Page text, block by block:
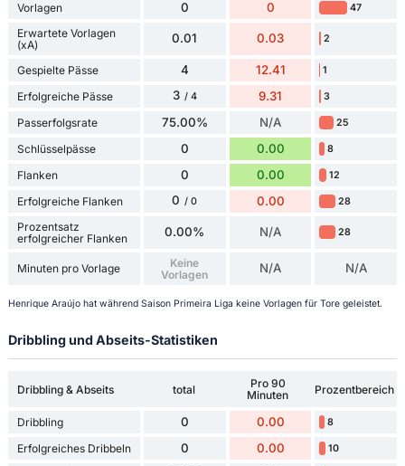
Vorlagen 0 0 47
Erwartete Vorlagen
(xA)
0.01 0.03 2
Gespielte Pässe 4 12.41 1
Erfolgreiche Pässe 3 / 4 9.31 3
Passerfolgsrate 75.00% N/A 25
Schlüsselpässe 0 0.00 8
Flanken 0 0.00 12
Erfolgreiche Flanken 0 / 0 0.00 28
Prozentsatz
erfolgreicher Flanken
0.00% N/A 28
Minuten pro Vorlage
Keine
Vorlagen
N/A N/A
Henrique Araújo hat während Saison Primeira Liga keine Vorlagen für Tore geleistet.
Dribbling und Abseits-Statistiken
Dribbling & Abseits total
Pro 90
Minuten
Prozentbereich
Dribbling 0 0.00 8
Erfolgreiches Dribbeln 0 0.00 10